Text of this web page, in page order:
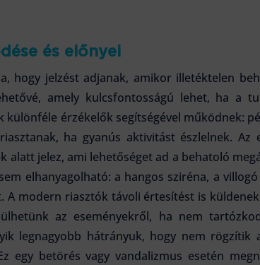
és előnyei
hogy jelzést adjanak, amikor illetéktelen
amely kulcsfontosságú lehet, ha a
különféle érzékelők segítségével működnek:
ha gyanús aktivitást észlelnek. Az
jelez, ami lehetőséget ad a behatoló
elhanyagolható: a hangos sziréna, a
modern riasztók távoli értesítést is
az eseményekről, ha nem
legnagyobb hátrányuk, hogy nem rögzítik
betörés vagy vandalizmus esetén